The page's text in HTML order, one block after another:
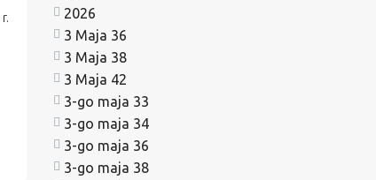
2026
3 Maja 36
3 Maja 38
3 Maja 42
3-go maja 33
3-go maja 34
3-go maja 36
3-go maja 38